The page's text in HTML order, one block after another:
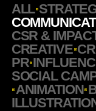
ALL
CSR &
CREATIVE
PR
SOCIAL
ANIMATION